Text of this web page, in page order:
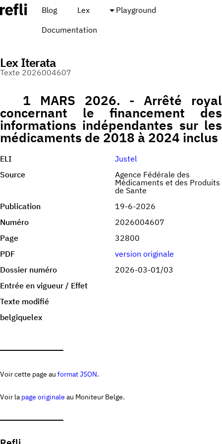
Blog Lex
Playground
Documentation
Lex Iterata
Texte 2026004607
1 MARS 2026. - Arrêté royal
concernant le financement des
informations indépendantes sur les
médicaments de 2018 à 2024 inclus
ELI
Justel
Source
Agence Fédérale des
Médicaments et des Produits
de Sante
Publication
19-6-2026
Numéro
2026004607
Page
32800
PDF
version originale
Dossier numéro
2026-03-01/03
Entrée en vigueur / Effet
Texte modifié
belgiquelex
Voir cette page au format JSON.
Voir la page originale au Moniteur Belge.